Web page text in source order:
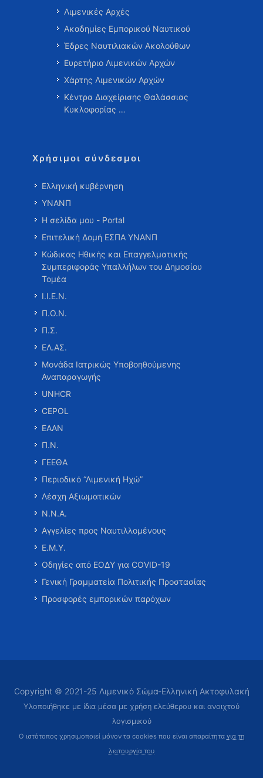
Λιμενικές Αρχές
Ακαδημίες Εμπορικού Ναυτικού
Έδρες Ναυτιλιακών Ακολούθων
Ευρετήριο Λιμενικών Αρχών
Χάρτης Λιμενικών Αρχών
Κέντρα Διαχείρισης Θαλάσσιας
Κυκλοφορίας …
Χρήσιμοι σύνδεσμοι
Ελληνική κυβέρνηση
ΥΝΑΝΠ
Η σελίδα μου - Portal
Επιτελική Δομή ΕΣΠΑ ΥΝΑΝΠ
Κώδικας Ηθικής και Επαγγελματικής
Συμπεριφοράς Υπαλλήλων του Δημοσίου
Τομέα
Ι.Ι.Ε.Ν.
Π.Ο.Ν.
Π.Σ.
ΕΛ.ΑΣ.
Μονάδα Ιατρικώς Υποβοηθούμενης
Αναπαραγωγής
UNHCR
CEPOL
ΕΑΑΝ
Π.Ν.
ΓΕΕΘΑ
Περιοδικό “Λιμενική Ηχώ”
Λέσχη Αξιωματικών
Ν.Ν.Α.
Αγγελίες προς Ναυτιλλομένους
Ε.Μ.Υ.
Οδηγίες από ΕΟΔΥ για COVID-19
Γενική Γραμματεία Πολιτικής Προστασίας
Προσφορές εμπορικών παρόχων
Copyright © 2021-25 Λιμενικό Σώμα-Ελληνική Ακτοφυλακή
Υλοποιήθηκε με ίδια μέσα με χρήση ελεύθερου και ανοιχτού
λογισμικού
Ο ιστότοπος χρησιμοποιεί μόνον τα cookies που είναι απαραίτητα για τη
λειτουργία του